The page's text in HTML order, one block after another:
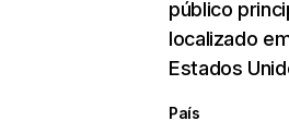
público
localizado
Estados
País